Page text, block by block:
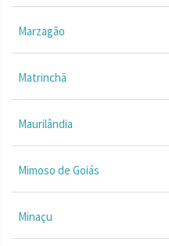
Marzagão
Matrinchã
Maurilândia
Mimoso de Goiás
Minaçu